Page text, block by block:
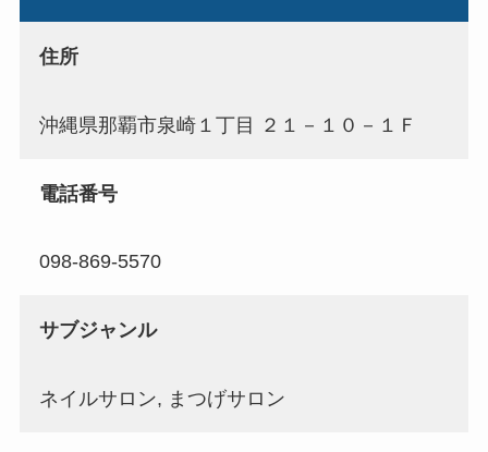
住所
沖縄県那覇市泉崎１丁目 ２１－１０－１Ｆ
電話番号
098-869-5570
サブジャンル
ネイルサロン, まつげサロン